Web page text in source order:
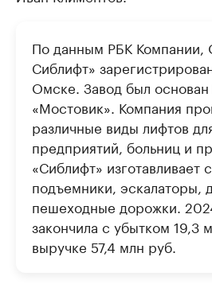
По данным РБК
Сиблифт»
Омске. Завод был
«Мостовик». Компания
различные виды лифтов
предприятий, больниц и
«Сиблифт» изготавливает
подъемники, эскалаторы,
пешеходные дорожки.
закончила с убытком 19,3
выручке 57,4 млн руб.